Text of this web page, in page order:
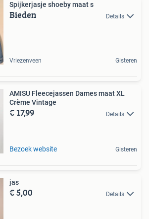
Spijkerjasje shoeby maat s
Bieden Details
Vriezenveen Gisteren
AMISU Fleecejassen Dames maat XL
Crème Vintage
€ 17,99 Details
Bezoek website Gisteren
jas
€ 5,00 Details